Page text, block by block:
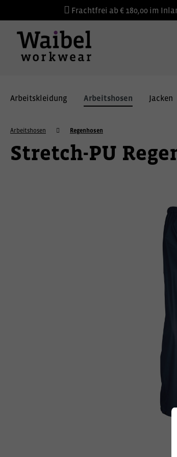
Frachtfrei ab € 180,00 im
Arbeitskleidung Arbeitshosen Jacken
Arbeitshosen Regenhosen
Stretch-PU